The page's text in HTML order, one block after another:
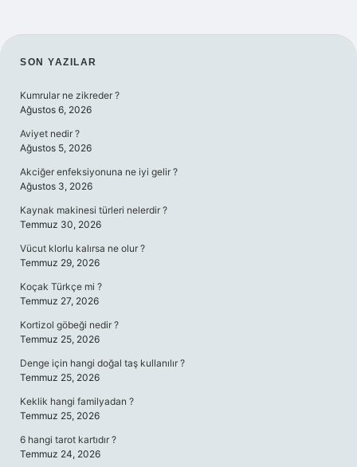
SIDEBAR
SON YAZILAR
Kumrular ne zikreder ?
Ağustos 6, 2026
Aviyet nedir ?
Ağustos 5, 2026
Akciğer enfeksiyonuna ne iyi gelir ?
Ağustos 3, 2026
Kaynak makinesi türleri nelerdir ?
Temmuz 30, 2026
Vücut klorlu kalırsa ne olur ?
Temmuz 29, 2026
Koçak Türkçe mi ?
Temmuz 27, 2026
Kortizol göbeği nedir ?
Temmuz 25, 2026
Denge için hangi doğal taş kullanılır ?
Temmuz 25, 2026
Keklik hangi familyadan ?
Temmuz 25, 2026
6 hangi tarot kartıdır ?
Temmuz 24, 2026